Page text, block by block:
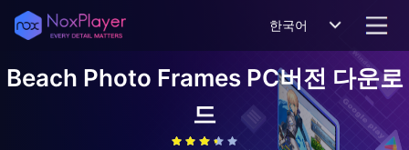
한국어
Beach Photo FramesPC버전 다운로
드